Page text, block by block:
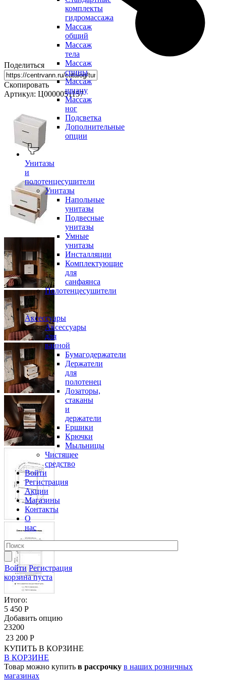
комплекты
гидромассажа
Массаж
общий
Массаж
тела
Массаж
спины
Массаж
шиацу
Массаж
ног
Подсветка
Дополнительные
опции
Унитазы
и
полотенцесушители
Унитазы
Напольные
унитазы
Подвесные
унитазы
Умные
унитазы
Инсталляции
Комплектующие
для
санфаянса
Полотенцесушители
Аксессуары
Аксессуары
для
ванной
Бумагодержатели
Держатели
для
полотенец
Дозаторы,
стаканы
и
держатели
Ершики
Крючки
Мыльницы
Чистящее
средство
Войти
Регистрация
Акции
Магазины
Контакты
О
нас
Войти Регистрация
корзина пуста
Поделиться
Скопировать
Артикул: Ц0000051157
Итого:
5 450 Р
Добавить опцию
23200
23 200 Р
КУПИТЬ В КОРЗИНЕ
В КОРЗИНЕ
Товар можно купить в рассрочку в наших розничных
магазинах